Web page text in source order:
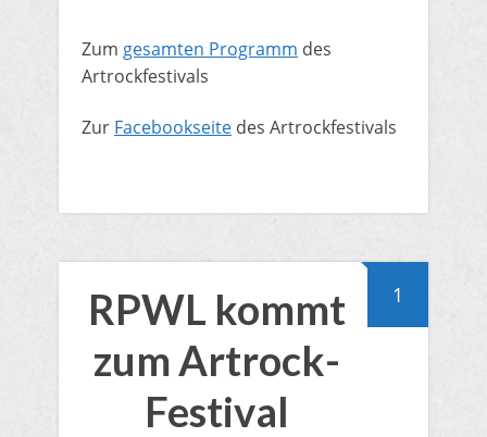
Zum gesamten Programm des
Artrockfestivals
Zur Facebookseite des Artrockfestivals
1
RPWL kommt
zum Artrock-
Festival